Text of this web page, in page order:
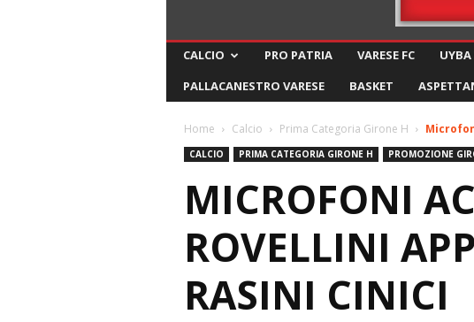
CALCIO PRO PATRIA VARESE FC UYBA
PALLACANESTRO VARESE
BASKET
Home Calcio Prima Categoria Girone H
CALCIO PRIMA CATEGORIA GIRONE H PROMOZIONE
MICROFONI
ROVELLINI
RASINI CINICI